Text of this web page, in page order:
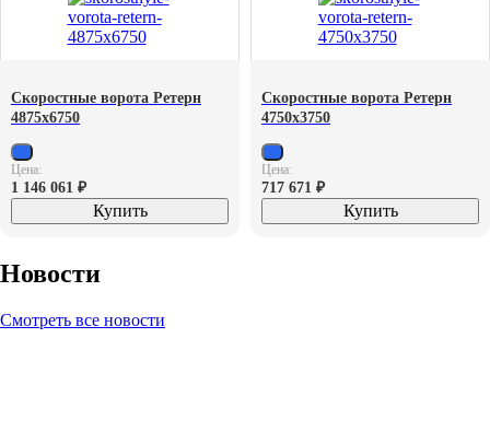
Скоростные ворота Ретерн
4875х6750
Цена:
1 146 061 ₽
Купить
Скоростные ворота Ретерн
4750х3750
Цена:
717 671 ₽
Купить
Новости
Смотреть все новости